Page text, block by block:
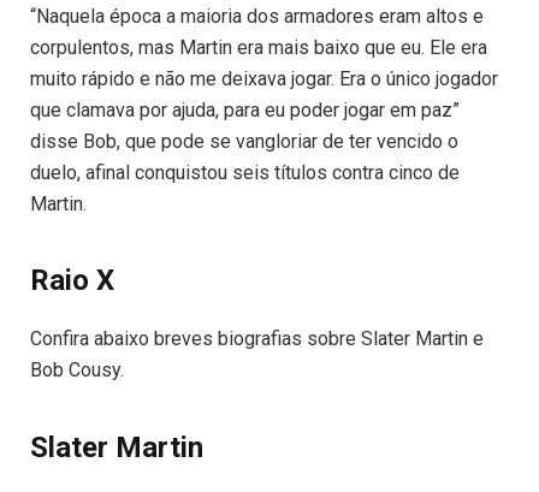
“Naquela época a maioria dos armadores eram altos e
corpulentos, mas Martin era mais baixo que eu. Ele era
muito rápido e não me deixava jogar. Era o único jogador
que clamava por ajuda, para eu poder jogar em paz”
disse Bob, que pode se vangloriar de ter vencido o
duelo, afinal conquistou seis títulos contra cinco de
Martin.
Raio X
Confira abaixo breves biografias sobre Slater Martin e
Bob Cousy.
Slater Martin